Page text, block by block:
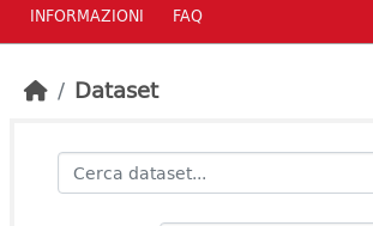
INFORMAZIONI FAQ
Dataset